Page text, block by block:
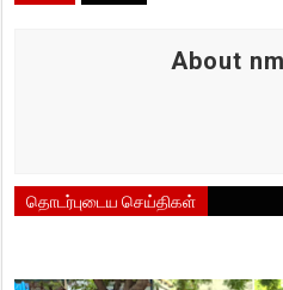
About
தொடர்புடைய செய்திகள்